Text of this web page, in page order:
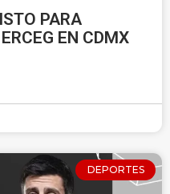
PARA
EN CDMX
DEPORTES